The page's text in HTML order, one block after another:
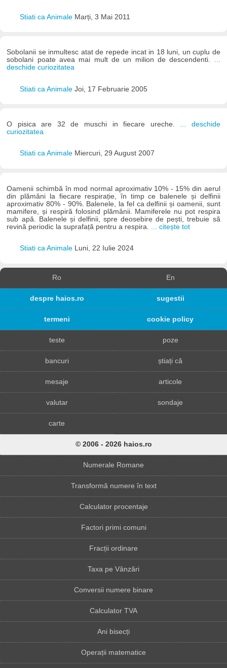
Stiati ca Animale Marți, 3 Mai 2011
Sobolanii se inmultesc atat de repede incat in 18 luni, un cuplu de
sobolani poate avea mai mult de un milion de descendenti. ...
deschide curiozitatea
Stiati ca Animale Joi, 17 Februarie 2005
O pisica are 32 de muschi in fiecare ureche. ... deschide
curiozitatea
Stiati ca Animale Miercuri, 29 August 2007
Oamenii schimbă în mod normal aproximativ 10% - 15% din aerul
din plămâni la fiecare respirație, în timp ce balenele și delfinii
aproximativ 80% - 90%. Balenele, la fel ca delfinii și oamenii, sunt
mamifere, și respiră folosind plămânii. Mamiferele nu pot respira
sub apă. Balenele și delfinii, spre deosebire de pești, trebuie să
revină periodic la suprafață pentru a respira.
... citește tot
Stiati ca Animale Luni, 22 Iulie 2024
Ro En
despre haios.ro sugestii
termeni cookie policy
teste poze
bancuri știați că
mesaje articole
valutar sondaje
carte
© 2006 - 2026 haios.ro
Numerale Romane
Transformă numere în text
Calculator procentaje
Factori primi comuni
Fracții ordinare
Taxa pe Vânzări
Conversii numere binare
Calculator TVA
Ani bisecți
Operații matematice